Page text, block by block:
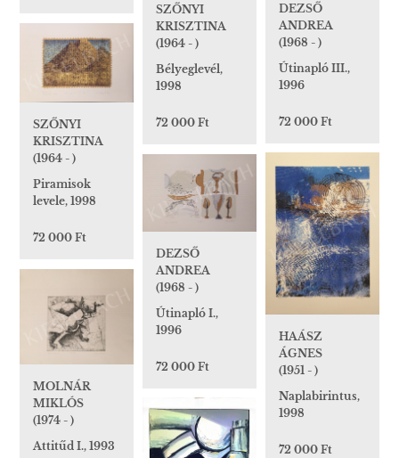
SZŐNYI
KRISZTINA
(1964 - )
Bélyeglevél,
1998
72 000 Ft
DEZSŐ
ANDREA
(1968 - )
Útinapló III.,
1996
72 000 Ft
SZŐNYI
KRISZTINA
(1964 - )
Piramisok
levele, 1998
72 000 Ft
HAÁSZ
ÁGNES
(1951 - )
Naplabirintus,
1998
72 000 Ft
DEZSŐ
ANDREA
(1968 - )
Útinapló I.,
1996
72 000 Ft
MOLNÁR
MIKLÓS
(1974 - )
Attitűd I., 1993